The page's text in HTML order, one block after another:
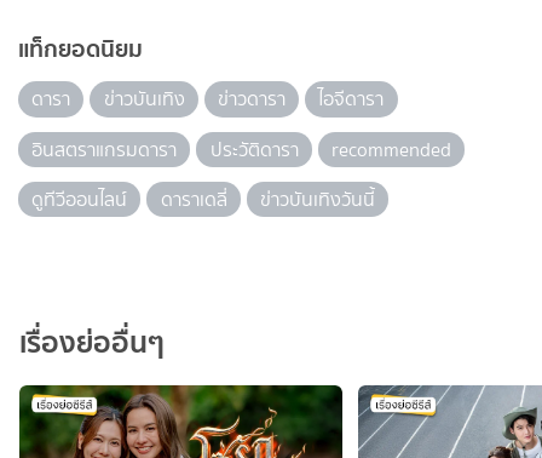
แท็กยอดนิยม
ดารา ข่าวบันเทิง ข่าวดารา
ไอจีดารา
อินสตราแกรมดารา
ประวัติดารา
recommended
ดูทีวีออนไลน์
ดาราเดลี่ ข่าวบันเทิงวันนี้
เรื่องย่ออื่นๆ